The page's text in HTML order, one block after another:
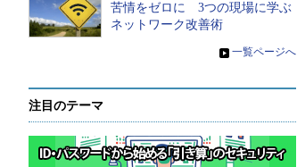
苦情をゼロに 3つの現場に学ぶ
ネットワーク改善術
» 一覧ページへ
注目のテーマ